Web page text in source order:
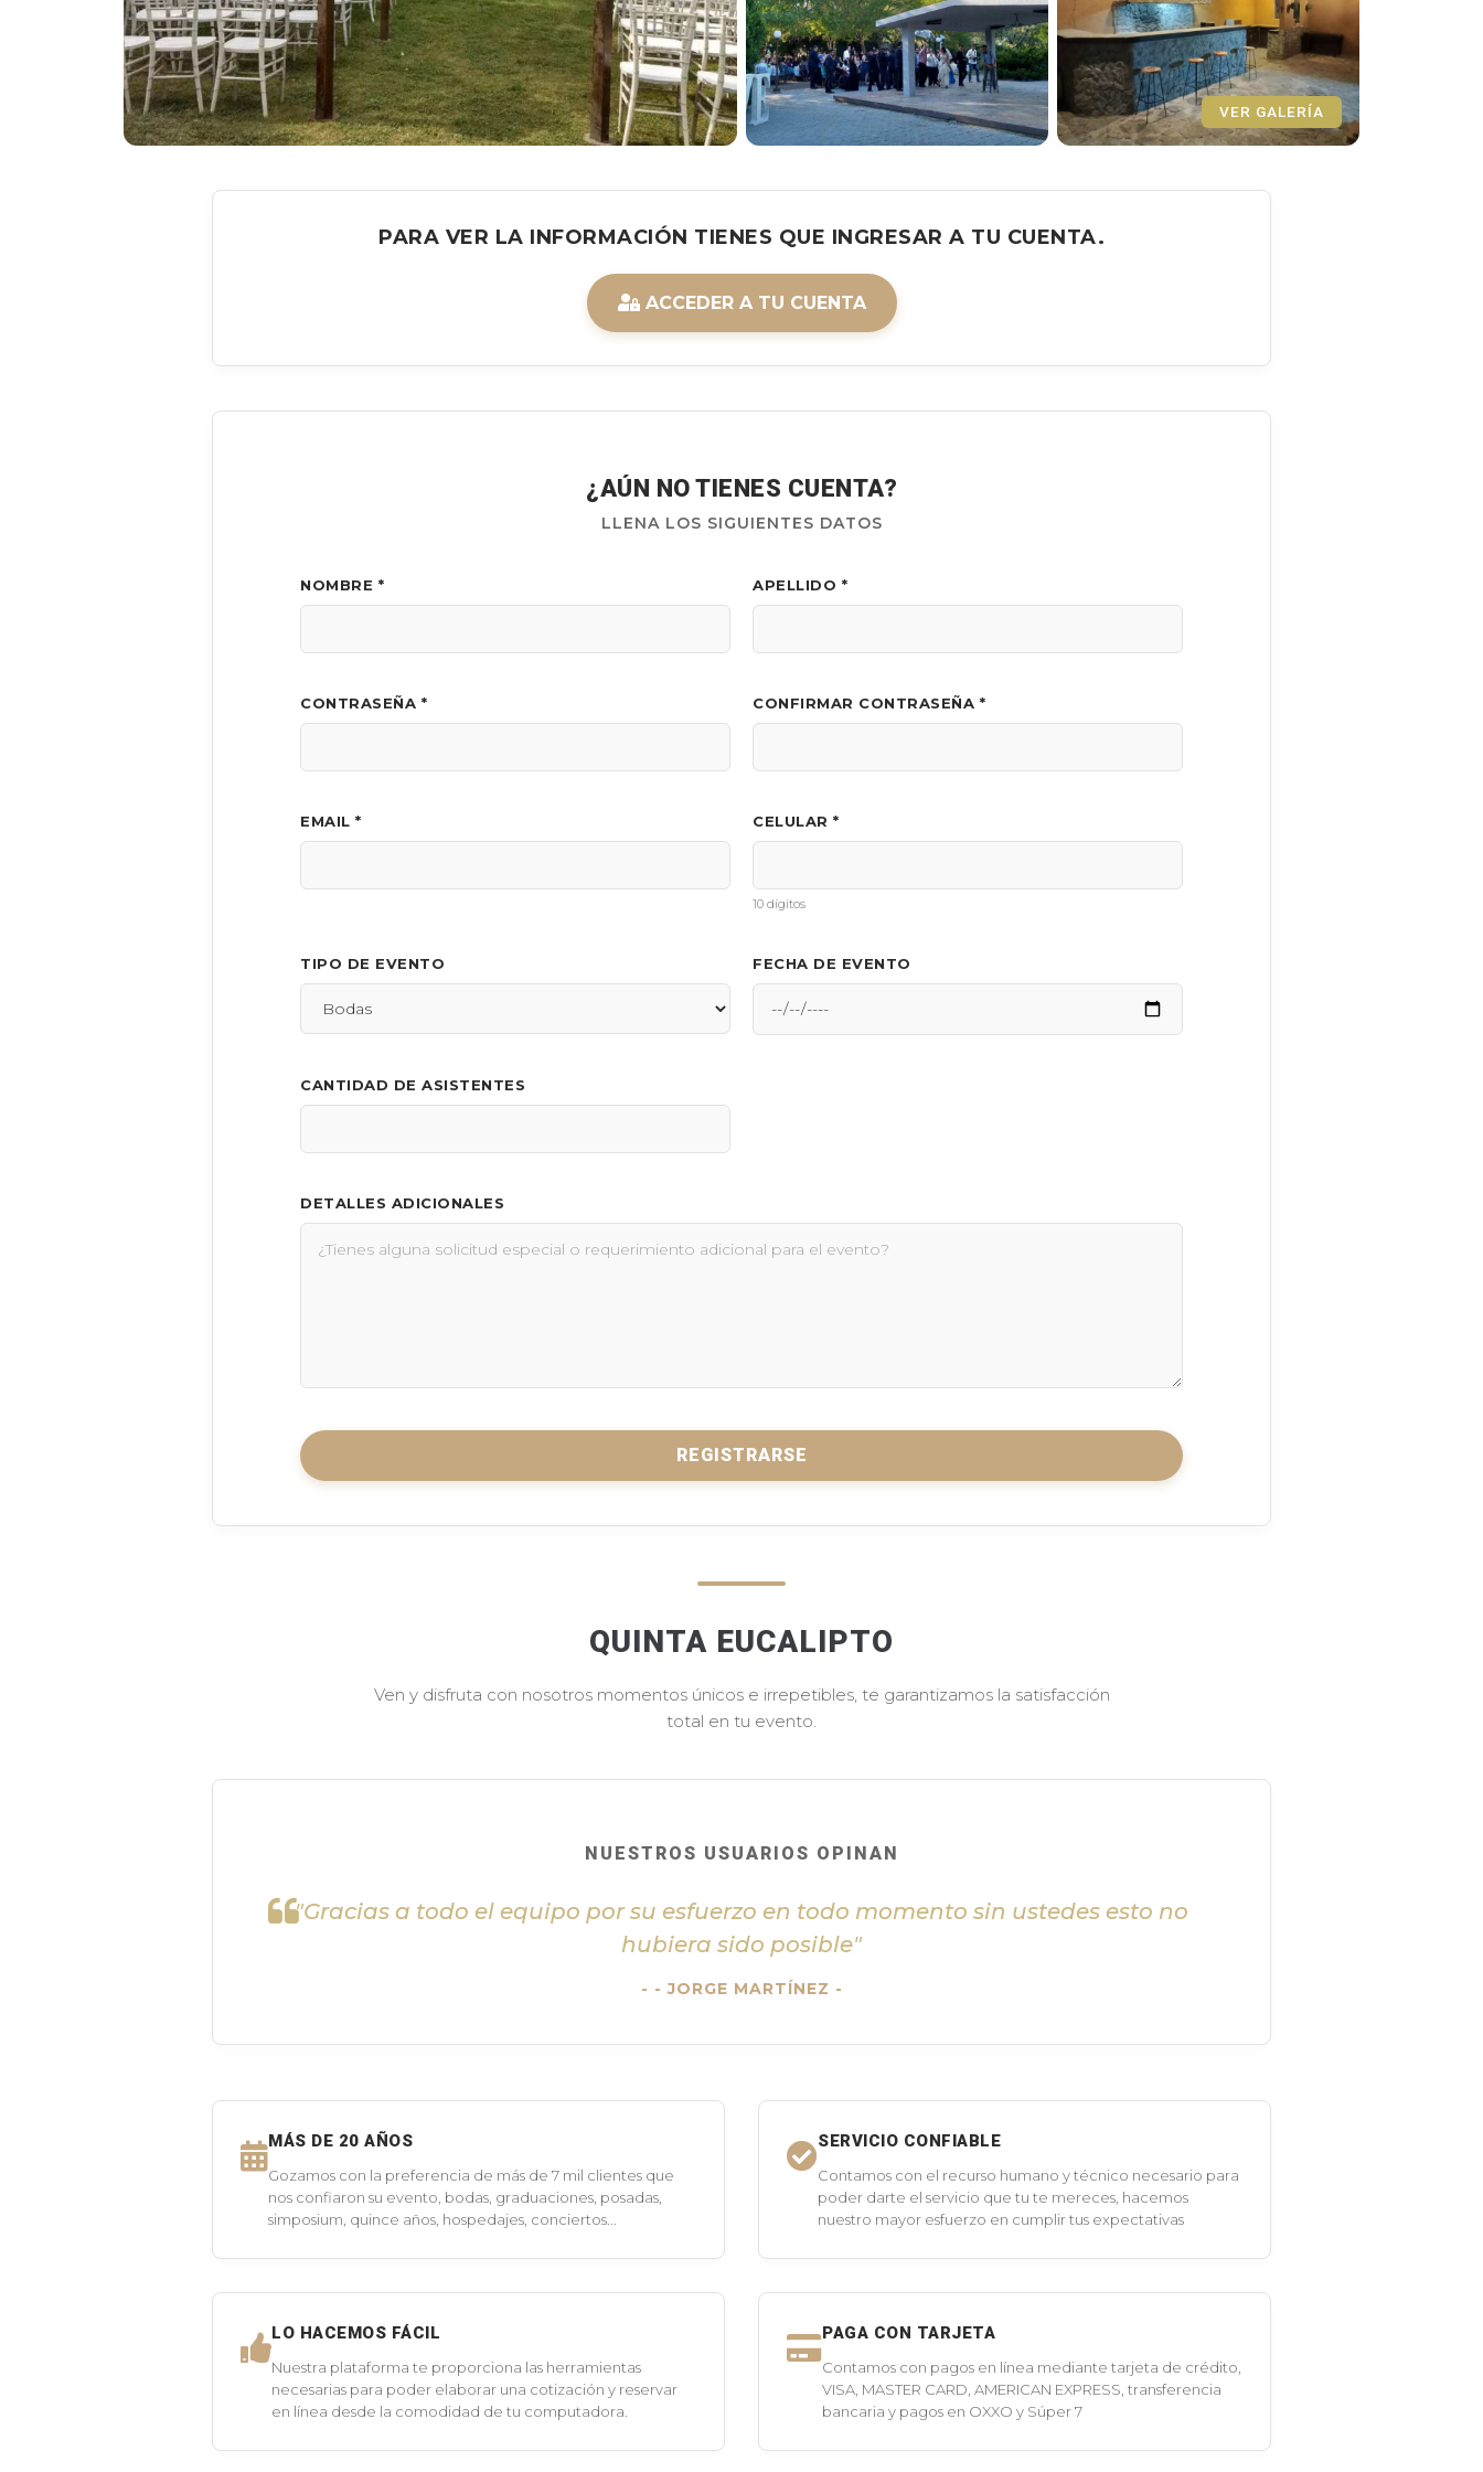
VER GALERÍA
PARA VER LA INFORMACIÓN TIENES QUE INGRESAR A TU CUENTA.
ACCEDER A TU CUENTA
¿AÚN NO TIENES CUENTA?
LLENA LOS SIGUIENTES DATOS
NOMBRE * APELLIDO *
CONTRASEÑA * CONFIRMAR CONTRASEÑA *
EMAIL * CELULAR *
10 dígitos
TIPO DE EVENTO FECHA DE EVENTO
CANTIDAD DE ASISTENTES
DETALLES ADICIONALES
REGISTRARSE
QUINTA EUCALIPTO
Ven y disfruta con nosotros momentos únicos e irrepetibles, te garantizamos la satisfacción
total en tu evento.
NUESTROS USUARIOS OPINAN
"Gracias a todo el equipo por su esfuerzo en todo momento sin ustedes esto no
hubiera sido posible"
- JORGE MARTÍNEZ -
MÁS DE 20 AÑOS
Gozamos con la preferencia de más de 7 mil clientes que
nos confiaron su evento, bodas, graduaciones, posadas,
simposium, quince años, hospedajes, conciertos...
SERVICIO CONFIABLE
Contamos con el recurso humano y técnico necesario para
poder darte el servicio que tu te mereces, hacemos
nuestro mayor esfuerzo en cumplir tus expectativas
LO HACEMOS FÁCIL
Nuestra plataforma te proporciona las herramientas
necesarias para poder elaborar una cotización y reservar
en línea desde la comodidad de tu computadora.
PAGA CON TARJETA
Contamos con pagos en línea mediante tarjeta de crédito,
VISA, MASTER CARD, AMERICAN EXPRESS, transferencia
bancaria y pagos en OXXO y Súper 7